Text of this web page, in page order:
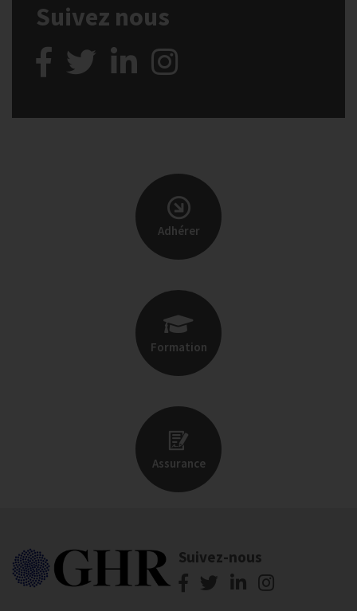
Suivez nous
Adhérer
Formation
Assurance
Suivez-nous